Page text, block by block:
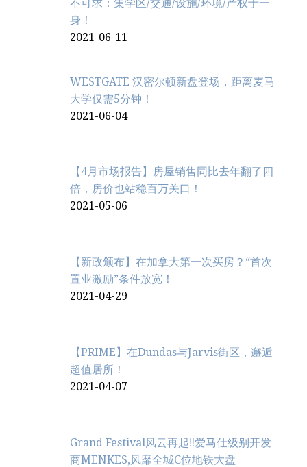
不可求：集学区/交通/设施/环境/产权于一
身！
2021-06-11
WESTGATE 汉密尔顿新盘登场，距离麦马
大学仅需5分钟！
2021-06-04
【4月市场报告】房屋销售同比去年翻了四
倍，房价也站稳百万关口！
2021-05-06
【新政颁布】在加拿大第一次买房？“首次
置业激励”条件放宽！
2021-04-29
【PRIME】在Dundas与Jarvis街区，邂逅
超值居所！
2021-04-07
Grand Festival风云再起‼️爱马仕级别开发
商MENKES,风靡全城C位地铁大盘